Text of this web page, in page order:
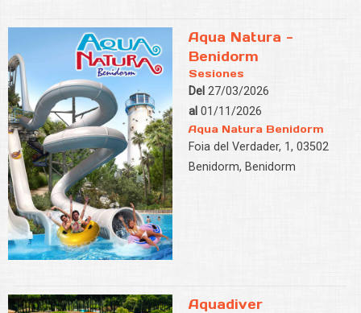
Aqua Natura -
Benidorm
Sesiones
Del 27/03/2026
al 01/11/2026
Aqua Natura Benidorm
Foia del Verdader, 1, 03502
Benidorm, Benidorm
Aquadiver